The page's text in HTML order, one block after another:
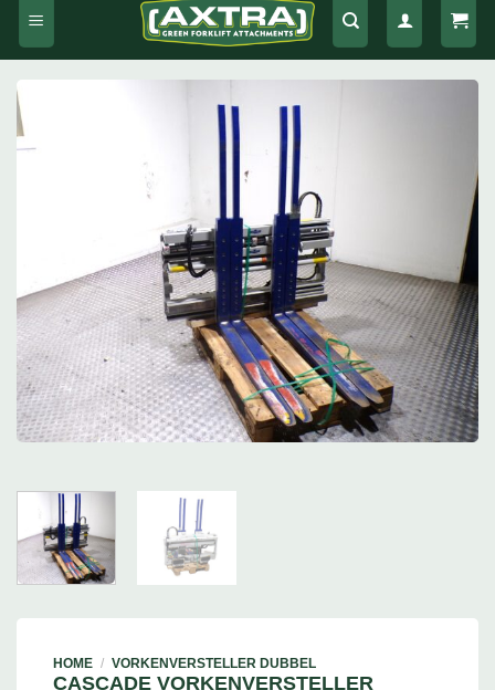
HOME / VORKENVERSTELLER DUBBEL
CASCADE VORKENVERSTELLER